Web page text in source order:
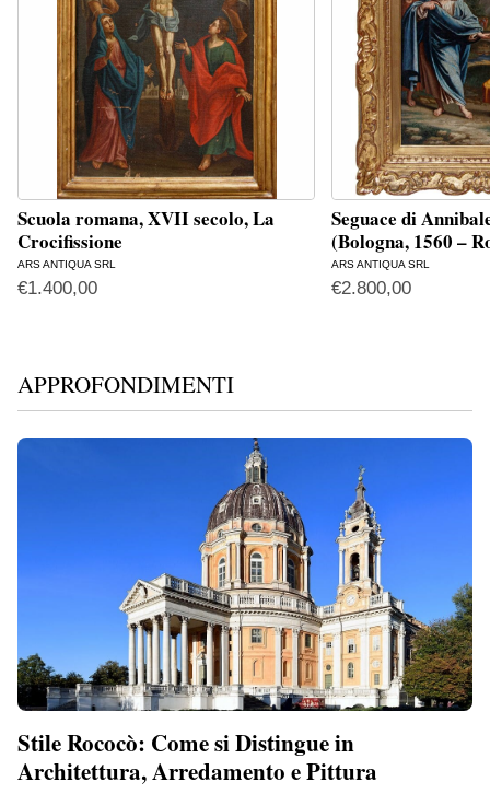
Scuola romana, XVII secolo, La
Crocifissione
ARS ANTIQUA SRL
€1.400,00
Seguace di
(Bologna, 1560 –
ARS ANTIQUA SRL
€2.800,00
APPROFONDIMENTI
Stile Rococò: Come si Distingue in
Architettura, Arredamento e Pittura